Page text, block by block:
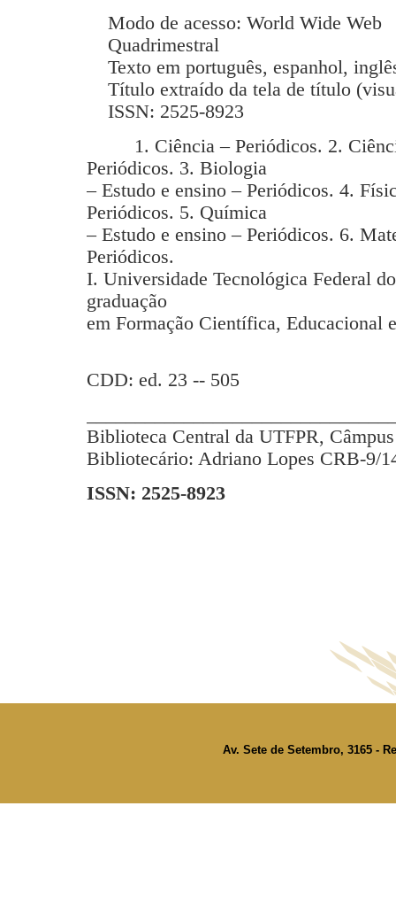
Modo de acesso: World Wide Web
Quadrimestral
Texto em português, espanhol,
Título extraído da tela de título
ISSN: 2525-8923
1. Ciência – Periódicos. 2.
Periódicos. 3. Biologia
– Estudo e ensino – Periódicos. 4.
Periódicos. 5. Química
– Estudo e ensino – Periódicos. 6.
Periódicos.
I. Universidade Tecnológica Federal
graduação
em Formação Científica, Educacional
CDD: ed. 23 -- 505
Biblioteca Central da UTFPR,
Bibliotecário: Adriano Lopes CRB-9/
ISSN: 2525-8923
Av. Sete de Setembro, 3165 -